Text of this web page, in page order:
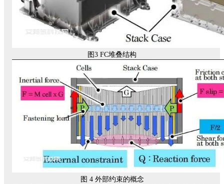
图3 FC堆叠结构
图 4 外部约束的概念